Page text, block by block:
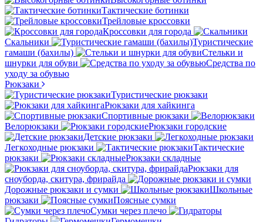
Тактические ботинки
Трейловые кроссовки
Кроссовки для города
Скальники
Туристические
гамаши (бахилы)
Стельки и
шнурки для обуви
Средства по
уходу за обувью
Рюкзаки
Туристические рюкзаки
Рюкзаки для хайкинга
Спортивные рюкзаки
Велорюкзаки
Рюкзаки городские
Детские рюкзаки
Легкоходные рюкзаки
Тактические
рюкзаки
Рюкзаки складные
Рюкзаки для
сноуборда, скитура, фрирайда
Дорожные рюкзаки и сумки
Школьные
рюкзаки
Поясные сумки
Сумки через плечо